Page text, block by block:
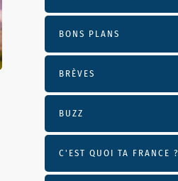
BONS PLANS
BRÈVES
BUZZ
C'EST QUOI TA FRANCE ?